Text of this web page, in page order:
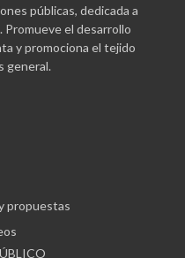
públicas, dedicada a
Promueve el desarrollo
y promociona el tejido
general.
propuestas